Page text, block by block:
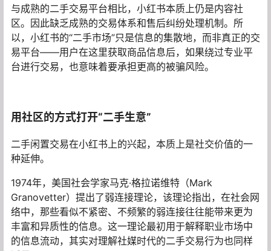
与成熟的二手交易平台相比，小红书本质上仍是内容社
区。因此缺乏成熟的交易体系和售后纠纷处理机制。所
以，小红书的“二手市场”只是信息的集散地，而非真正的交
易平台——用户在这里获取商品信息后，如果绕过专业平
台进行交易，也意味着要承担更高的被骗风险。
用社区的方式打开“二手生意”
二手闲置交易在小红书上的兴起，本质上是社交价值的一
种延伸。
1974年，美国社会学家马克·格拉诺维特（Mark
Granovetter）提出了弱连接理论，该理论指出，在社会网
络中，那些看似不紧密、不频繁的弱连接往往能带来更为
丰富和异质性的信息。这一理论最初用于解释职业市场中
的信息流动，其实对理解社媒时代的二手交易行为也同样